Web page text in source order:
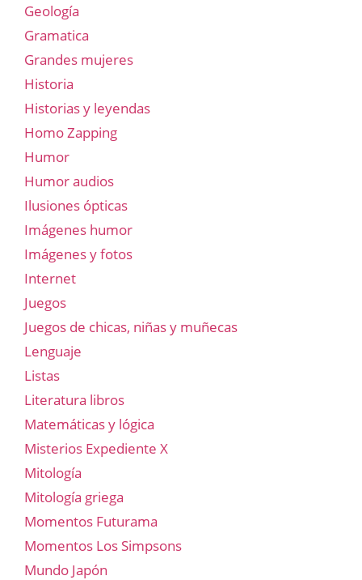
Geología
Gramatica
Grandes mujeres
Historia
Historias y leyendas
Homo Zapping
Humor
Humor audios
Ilusiones ópticas
Imágenes humor
Imágenes y fotos
Internet
Juegos
Juegos de chicas, niñas y muñecas
Lenguaje
Listas
Literatura libros
Matemáticas y lógica
Misterios Expediente X
Mitología
Mitología griega
Momentos Futurama
Momentos Los Simpsons
Mundo Japón